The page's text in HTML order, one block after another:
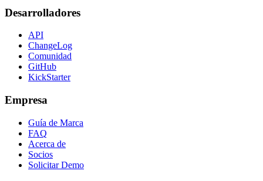
Desarrolladores
API
ChangeLog
Comunidad
GitHub
KickStarter
Empresa
Guía de Marca
FAQ
Acerca de
Socios
Solicitar Demo